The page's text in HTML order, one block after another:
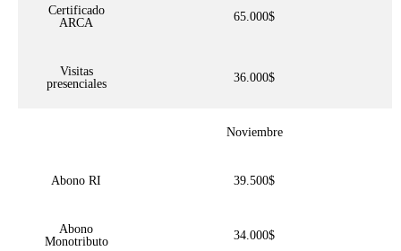
Certificado
ARCA
65.000$
Visitas
presenciales
36.000$
Noviembre
Abono RI 39.500$
Abono
Monotributo
34.000$